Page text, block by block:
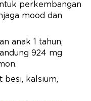
perkembangan
mood dan
anak 1 tahun,
924 mg
besi, kalsium,